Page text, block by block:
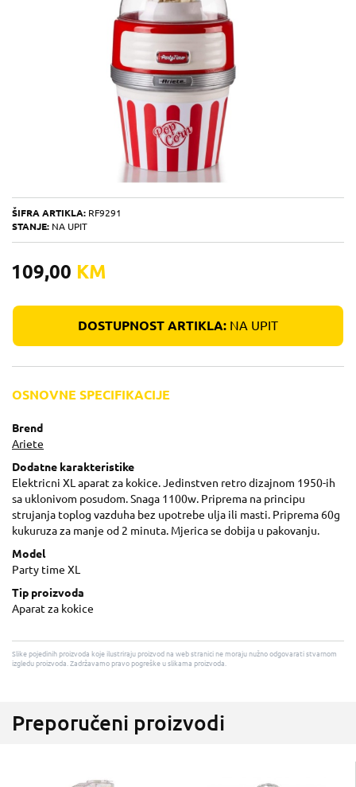
ŠIFRA ARTIKLA: RF9291
STANJE: NA UPIT
109,00 KM
DOSTUPNOST ARTIKLA: NA UPIT
OSNOVNE SPECIFIKACIJE
Brend
Ariete
Dodatne karakteristike
Elektricni XL aparat za kokice. Jedinstven retro dizajnom 1950-ih
sa uklonivom posudom. Snaga 1100w. Priprema na principu
strujanja toplog vazduha bez upotrebe ulja ili masti. Priprema 60g
kukuruza za manje od 2 minuta. Mjerica se dobija u pakovanju.
Model
Party time XL
Tip proizvoda
Aparat za kokice
Slike pojedinih proizvoda koje ilustriraju proizvod na web stranici ne moraju nužno odgovarati stvarnom
izgledu proizvoda. Zadržavamo pravo pogreške u slikama proizvoda.
Preporučeni proizvodi